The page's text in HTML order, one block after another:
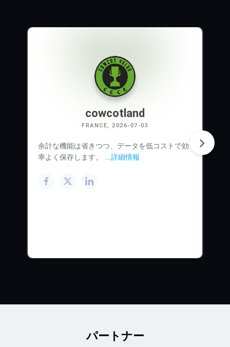
cowcotland
FRANCE, 2026-07-03
余計な機能は省きつつ、データを低コストで効
率よく保存します。 ... 詳細情報
パートナー